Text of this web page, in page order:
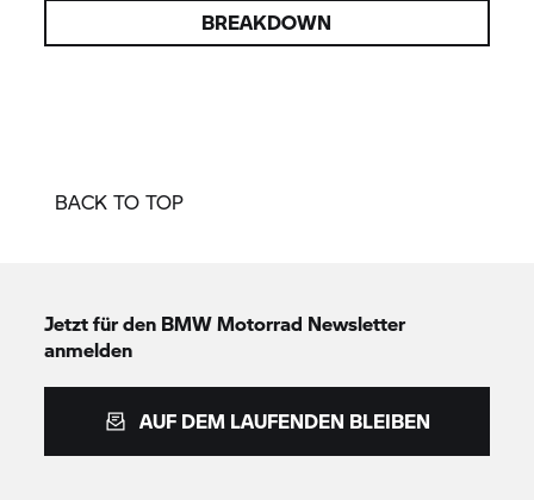
BREAKDOWN
BACK TO TOP
Jetzt für den BMW Motorrad Newsletter
anmelden
AUF DEM LAUFENDEN BLEIBEN